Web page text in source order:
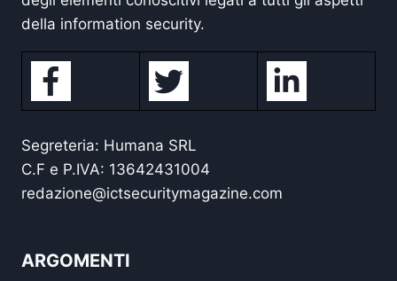
della information security.
Segreteria: Humana SRL
C.F e P.IVA: 13642431004
redazione@ictsecuritymagazine.com
ARGOMENTI